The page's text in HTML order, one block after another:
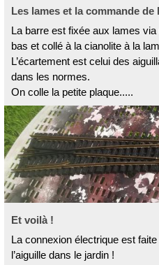
Les lames et la commande de
La barre est fixée aux lames
bas et collé à la cianolite à la
L’écartement est celui des
dans les normes.
On colle la petite plaque.....
Et voilà !
La connexion électrique est
l’aiguille dans le jardin !